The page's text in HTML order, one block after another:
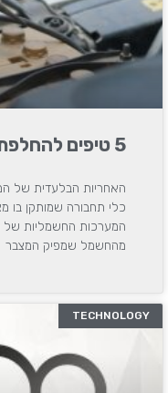
5 טיפים להחלפת מצבר
האחריות הבלעדית של
כלי תחבורה שמותקן בו
המערכות החשמליות של
מהחשמל שמפיק המצבר
TECHNOLOGY